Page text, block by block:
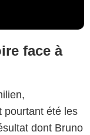
face à
pourtant été les
dont Bruno